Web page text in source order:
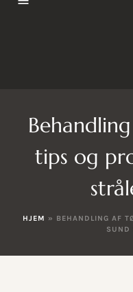
tips og
HJEM » BEHANDLING AF
SUND